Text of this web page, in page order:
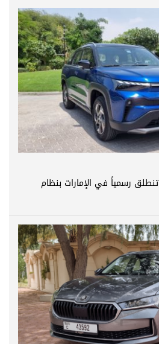
سوزوكي أكروس 2026 تنطلق رسمياً في الإمارات بنظام